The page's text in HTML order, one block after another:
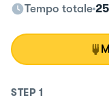
Tempo totale
STEP 1